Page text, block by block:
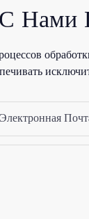
Нами
Электронная